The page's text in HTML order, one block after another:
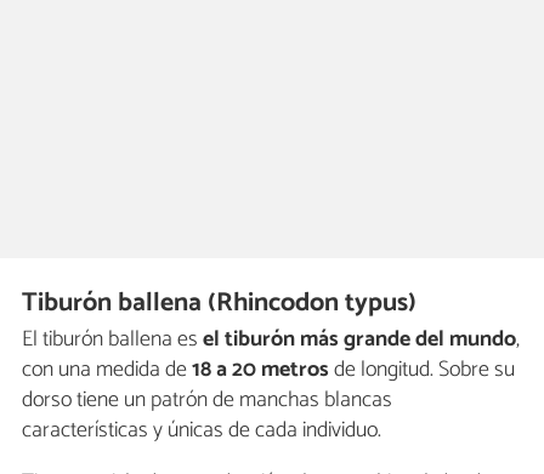
Tiburón ballena (Rhincodon typus)
El tiburón ballena esel tiburón más grande del mundo,
con una medida de18 a 20 metrosde longitud. Sobre su
dorso tiene un patrón de manchas blancas
características y únicas de cada individuo.